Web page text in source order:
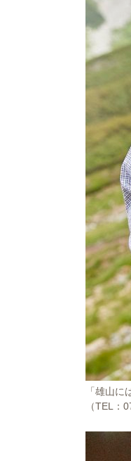
「雄山
（TEL：